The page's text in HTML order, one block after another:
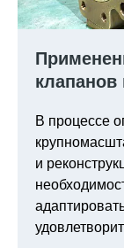
В процессе
и